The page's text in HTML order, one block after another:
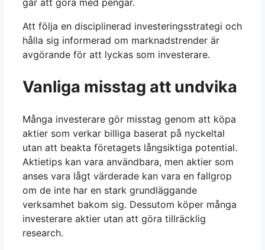
går att göra med pengar.
Att följa en disciplinerad investeringsstrategi och
hålla sig informerad om marknadstrender är
avgörande för att lyckas som investerare.
Vanliga misstag att undvika
Många investerare gör misstag genom att köpa
aktier som verkar billiga baserat på nyckeltal
utan att beakta företagets långsiktiga potential.
Aktietips kan vara användbara, men aktier som
anses vara lågt värderade kan vara en fallgrop
om de inte har en stark grundläggande
verksamhet bakom sig. Dessutom köper många
investerare aktier utan att göra tillräcklig
research.